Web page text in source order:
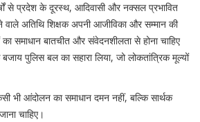
से प्रदेश के दूरस्थ, आदिवासी और नक्सल प्रभावित
वाले अतिथि शिक्षक अपनी आजीविका और सम्मान की
समाधान बातचीत और संवेदनशीलता से होना चाहिए
पुलिस बल का सहारा लिया, जो लोकतांत्रिक मूल्यों
भी आंदोलन का समाधान दमन नहीं, बल्कि सार्थक
चाहिए।